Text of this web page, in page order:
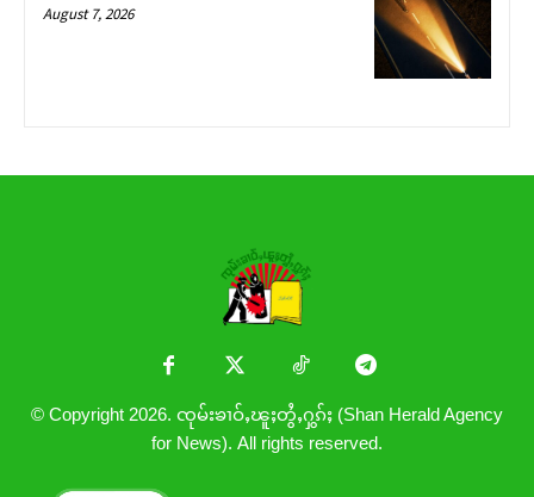
August 7, 2026
© Copyright 2026. ၸုမ်းၶၢဝ်ႇၽူႈတွႆႇႁွၵ်ႈ (Shan Herald Agency
for News). All rights reserved.